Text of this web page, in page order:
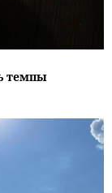
темпы